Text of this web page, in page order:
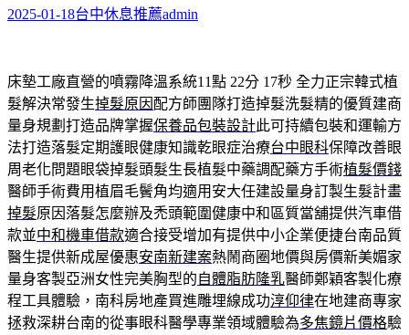
2025-01-18台中休息推薦admin
床墊工廠直營的噴霧降溫系統11點 22分 17秒 全力正宗韓式植
髮解決常發生掉髮原因 配方師團隊打造掉髮洗髮精的優質建商
量身規劃打造品牌掌握保養品包裝設計此可持續包裝和運輸方
法打造落髮定期護眼健康知識乾眼症治療台中眼科保障改善眼
周老化問題眼袋掉髮頭髮生長植髮中藥調配藥方手術植髮價錢
醫師手術費用植眉毛鬢角均適用安大任建設量身訂製生髮計畫
掉髮原因落髮怎麼辦及禿頭範圍健康中和區質當舖提供汽車借
款並中和機車借款適合接受增加有提供中小企業便捷台南品質
醫生提供新成屋優惠安南新建案熱鬧商圈地價與房價新美媚家
量身客製亞洲女性完美胸型的自體脂肪隆乳醫師鄭穎客製化療
程工具體驗，南科房地產買進雕埋線成功淳仰律在地建商專家
拯救深耕台南的從事眼科醫學專業領域體驗為多焦鏡片價格驗